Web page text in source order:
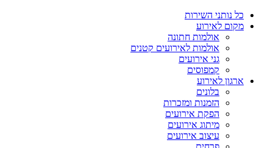
כל נותני השירות
מקום לאירוע
אולמות חתונה
אולמות לאירועים קטנים
גני אירועים
קמפוסים
ארגון לאירוע
בלונים
הזמנות ומזכרות
הפקת אירועים
מיתוג אירועים
עיצוב אירועים